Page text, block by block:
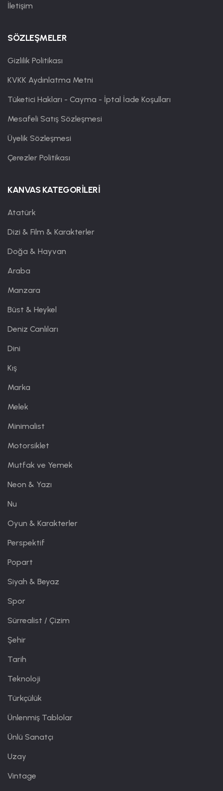
İletişim
SÖZLEŞMELER
Gizlilik Politikası
KVKK Aydınlatma Metni
Tüketici Hakları - Cayma - İptal İade Koşulları
Mesafeli Satış Sözleşmesi
Üyelik Sözleşmesi
Çerezler Politikası
KANVAS KATEGORİLERİ
Atatürk
Dizi & Film & Karakterler
Doğa & Hayvan
Araba
Manzara
Büst & Heykel
Deniz Canlıları
Dini
Kış
Marka
Melek
Minimalist
Motorsiklet
Mutfak ve Yemek
Neon & Yazı
Nu
Oyun & Karakterler
Perspektif
Popart
Siyah & Beyaz
Spor
Sürrealist / Çizim
Şehir
Tarih
Teknoloji
Türkçülük
Ünlenmiş Tablolar
Ünlü Sanatçı
Uzay
Vintage